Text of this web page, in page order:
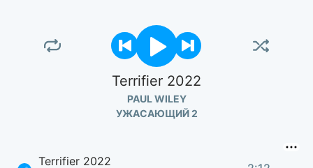
Terrifier 2022
PAUL WILEY
УЖАСАЮЩИЙ 2
Terrifier 2022